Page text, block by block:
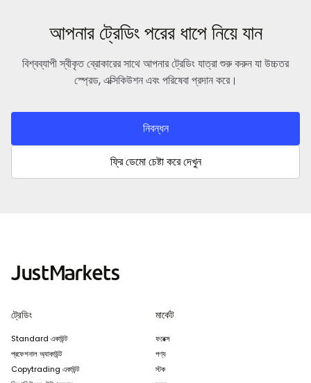
আপনার ট্রেডিং পরের ধাপে নিয়ে যান
বিশ্বব্যাপী স্বীকৃত ব্রোকারের সাথে আপনার ট্রেডিং যাত্রা শুরু করুন যা উচ্চতর
স্প্রেড, এক্সিকিউশন এবং পরিষেবা প্রদান করে।
নিবন্ধন
ফ্রি ডেমো চেষ্টা করে দেখুন
ট্রেডিং
Standard একাউন্ট
প্রফেশনাল অ্যাকাউন্ট
Copytrading একাউন্ট
মার্কেট
ফরেক্স
পণ্য
স্টক